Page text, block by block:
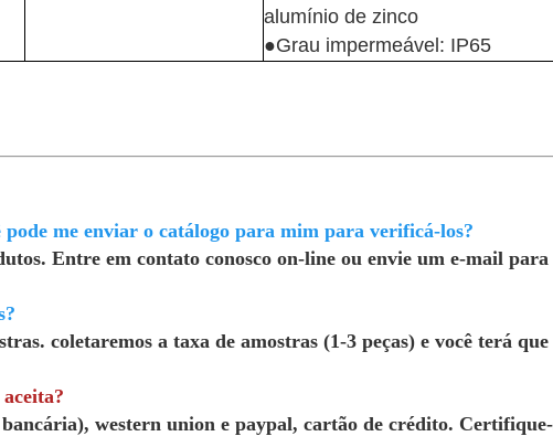
alumínio de zinco
●Grau impermeável: IP65
pode me enviar o catálogo para mim para verificá-los?
Entre em contato conosco on-line ou envie um e-mail
coletaremos a taxa de amostras (1-3 peças) e você terá
western union e paypal, cartão de crédito.